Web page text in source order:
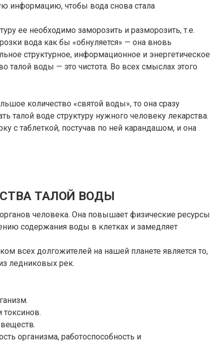
информацию, чтобы вода снова стала
ее необходимо заморозить и разморозить, т.е.
вода как бы «обнуляется» — она вновь
структурное, информационное и энергетическое
талой воды — это чистота. Во всех смыслах этого
количество «святой воды», то она сразу
талой воде структуру нужного человеку лекарства.
с таблеткой, постучав по ней карандашом, и она
ТАЛОЙ ВОДЫ
человека. Она повышает физические ресурсы
содержания воды в клетках и замедляет
всех долгожителей на нашей планете является то,
ледниковых рек.
организма, работоспособность и